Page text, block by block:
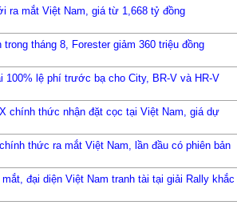
ra mắt Việt Nam, giá từ 1,668 tỷ đồng
tháng 8, Forester giảm 360 triệu đồng
100% lệ phí trước bạ cho City, BR-V và HR-V
chính thức nhận đặt cọc tại Việt Nam, giá dự
thức ra mắt Việt Nam, lần đầu có phiên bản
đại diện Việt Nam tranh tài tại giải Rally khắc